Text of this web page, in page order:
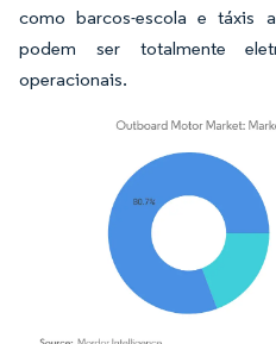
como barcos-escola e táxis
podem ser totalmente
operacionais.